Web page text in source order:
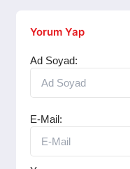
Yorum Yap
Ad Soyad:
E-Mail: